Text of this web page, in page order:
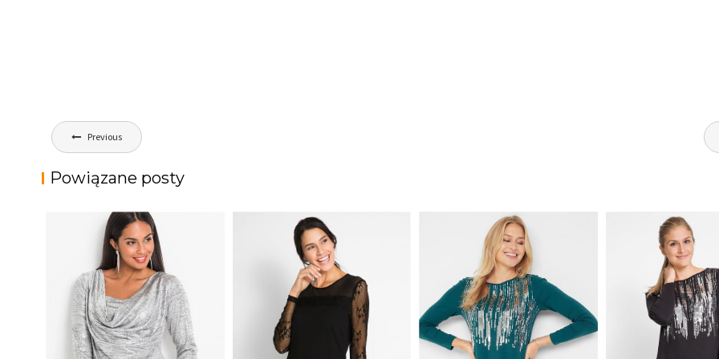
Nawigacja
wpisu
Previous
Powiązane posty